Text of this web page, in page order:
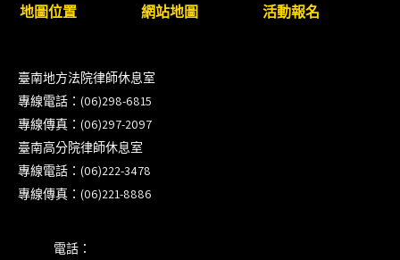
8/22~23「平反再導航:2026台灣冤平反協會年度論
【重要公告】115年職場霸凌調查專業人才(律師)培
訓課程（雲嘉南場）錄取通知已發送
本會訂於115年8月15日(六)上午舉辦「使用AI如何幫
助整理資訊?談法律工作中的應用與風險」課程(8/7
前報名，實體+線上併行)
地圖位置 網站地圖 活動報名
臺南地方法院律師休息室
專線電話：(06)298-6815
專線傳真：(06)297-2097
臺南高分院律師休息室
專線電話：(06)222-3478
專線傳真：(06)221-8886
電話：